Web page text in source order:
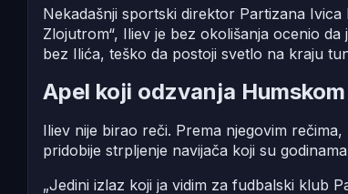
Nekadašnji sportski direktor Partizana
Zlojutrom“, Iliev je bez okolišanja ocenio
bez Ilića, teško da postoji svetlo na kraju
Apel koji odzvanja Humskom
Iliev nije birao reči. Prema njegovim
pridobije strpljenje navijača koji su
„Jedini izlaz koji ja vidim za fudbalski klub